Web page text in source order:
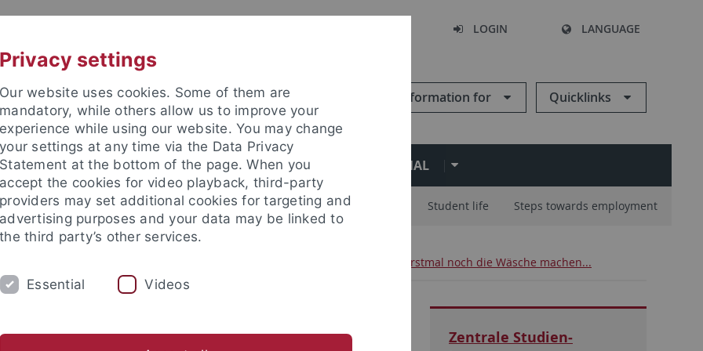
LOGIN LANGUAGE
Information for Quicklinks
RESEARCH FACILITIES INTERNATIONAL
Application and Enrollment Advice and Info Organizing Your Studies Student life Steps towards employment
Erstmal noch die Wäsche machen...
Zentrale Studien­
Privacy settings
Our website uses cookies. Some of them are
mandatory, while others allow us to improve your
experience while using our website. You may change
your settings at any time via the Data Privacy
Statement at the bottom of the page. When you
accept the cookies for video playback, third-party
providers may set additional cookies for targeting and
advertising purposes and your data may be linked to
the third party’s other services.
Essential Videos